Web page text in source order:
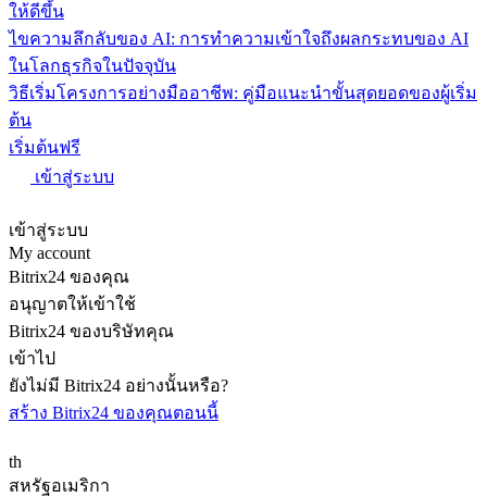
ให้ดีขึ้น
ไขความลึกลับของ AI: การทำความเข้าใจถึงผลกระทบของ AI
ในโลกธุรกิจในปัจจุบัน
วิธีเริ่มโครงการอย่างมืออาชีพ: คู่มือแนะนำขั้นสุดยอดของผู้เริ่ม
ต้น
เริ่มต้นฟรี
เข้าสู่ระบบ
เข้าสู่ระบบ
My account
Bitrix24 ของคุณ
อนุญาตให้เข้าใช้
Bitrix24 ของบริษัทคุณ
เข้าไป
ยังไม่มี Bitrix24 อย่างนั้นหรือ?
สร้าง Bitrix24 ของคุณตอนนี้
th
สหรัฐอเมริกา